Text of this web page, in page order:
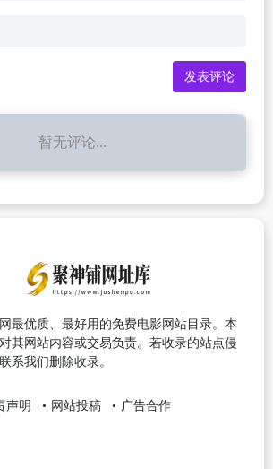
暂无评论...
最优质、最好用的免费电影网站目录。本
其网站内容或交易负责。若收录的站点侵
系我们删除收录。
声明 网站投稿 广告合作